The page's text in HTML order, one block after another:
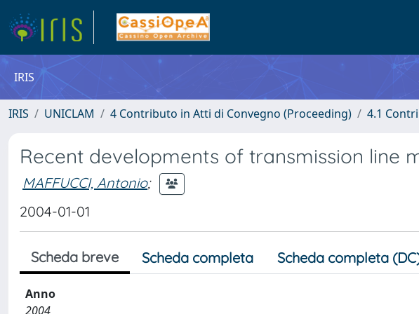
IRIS
IRIS UNICLAM 4 Contributo in Atti di Convegno (Proceeding) 4.1
Recent developments of transmission line
MAFFUCCI, Antonio;
2004-01-01
Scheda breve Scheda completa Scheda completa
Anno
2004